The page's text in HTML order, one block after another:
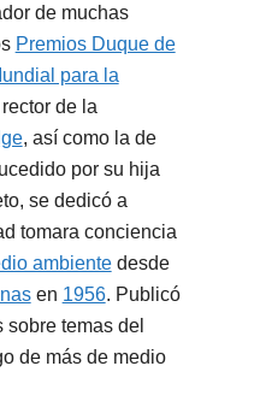
de muchas
Premios Duque de
para la
de la
, así como la de
por su hija
se dedicó a
tomara conciencia
ambientedesde
en 1956. Publicó
temas del
de más de medio